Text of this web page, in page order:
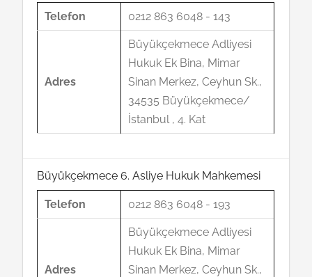
Telefon 0212 863 6048 - 143
Adres
Büyükçekmece Adliyesi
Hukuk Ek Bina, Mimar
Sinan Merkez, Ceyhun Sk.,
34535 Büyükçekmece/
İstanbul , 4. Kat
Büyükçekmece 6. Asliye Hukuk Mahkemesi
Telefon 0212 863 6048 - 193
Adres
Büyükçekmece Adliyesi
Hukuk Ek Bina, Mimar
Sinan Merkez, Ceyhun Sk.,